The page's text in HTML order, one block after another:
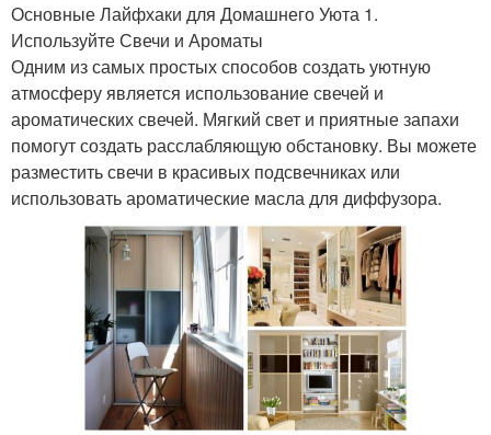
Основные Лайфхаки для Домашнего Уюта 1.
Используйте Свечи и Ароматы
Одним из самых простых способов создать уютную
атмосферу является использование свечей и
ароматических свечей. Мягкий свет и приятные запахи
помогут создать расслабляющую обстановку. Вы можете
разместить свечи в красивых подсвечниках или
использовать ароматические масла для диффузора.